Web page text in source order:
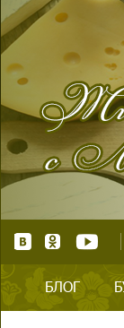
БЛОГ